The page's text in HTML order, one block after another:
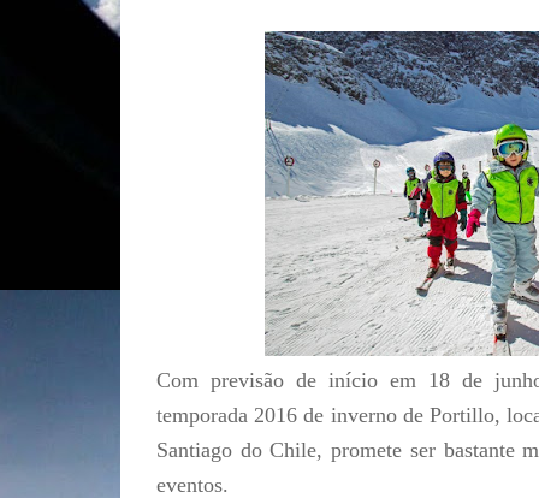
Com previsão de início em 18 de
temporada 2016 de inverno de Portillo,
Santiago do Chile, promete ser bastante
eventos.